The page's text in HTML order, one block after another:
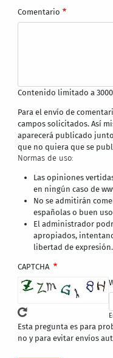
Comentario
Contenido limitado a
Para el envío de
campos solicitados. Así
aparecerá publicado
que no quiera que se
Normas de uso:
Las opiniones
en ningún caso de
No se admitirán
españolas o buen
El administrador
apropiados,
libertad de expresión.
CAPTCHA
Esta pregunta es para
no y para evitar envíos